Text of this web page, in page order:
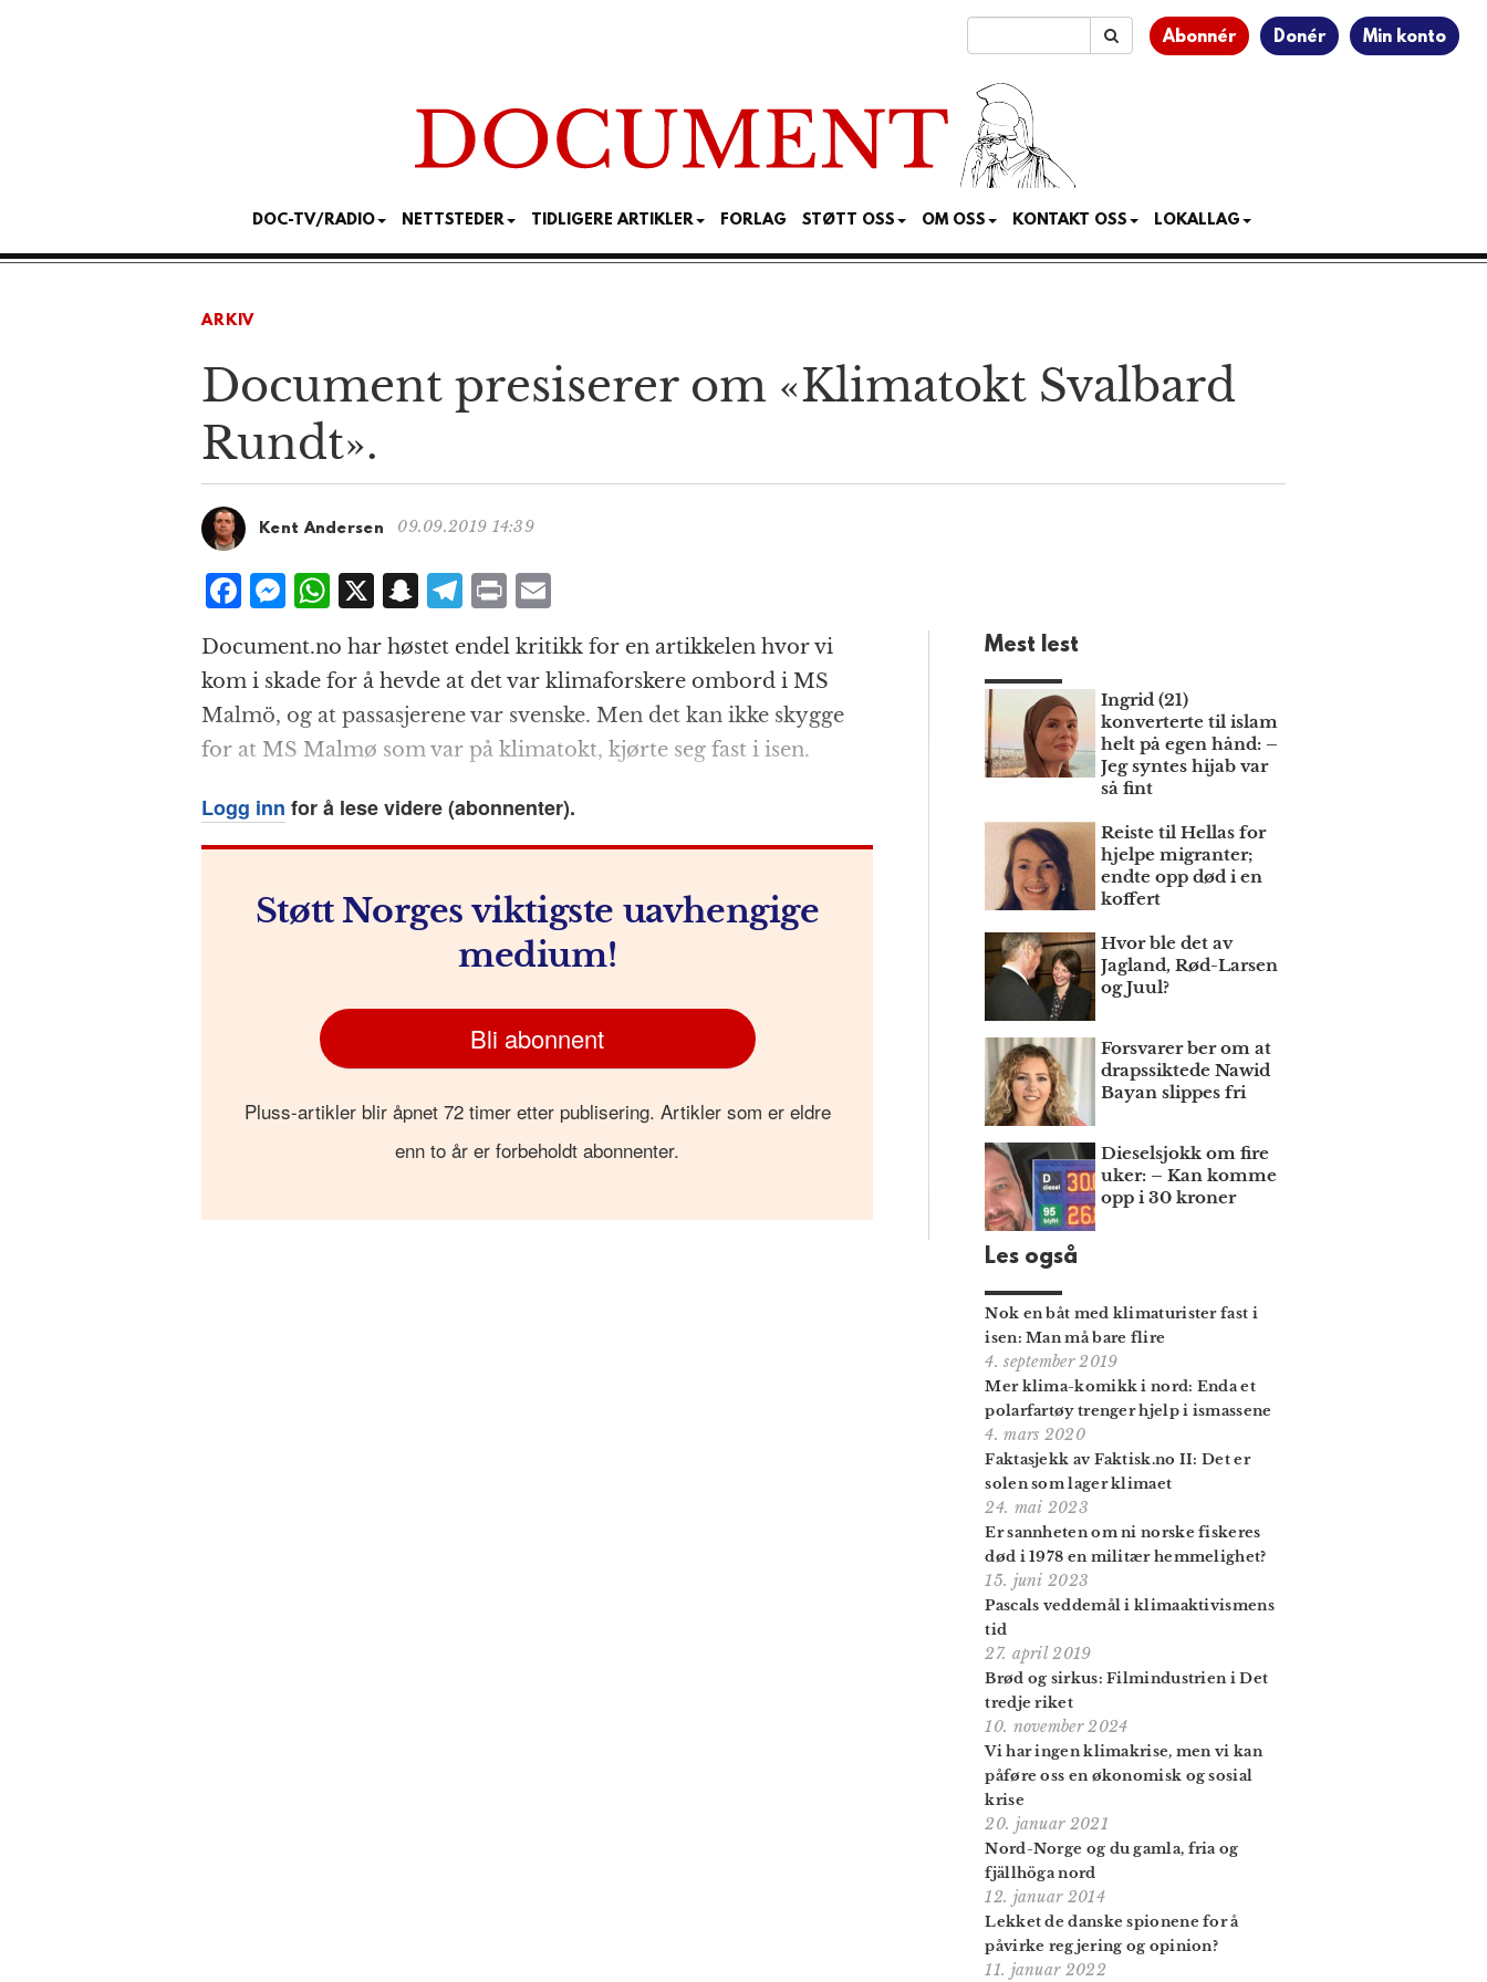
Abonnér Donér Min konto
DOC-TV/RADIO NETTSTEDER TIDLIGERE ARTIKLER FORLAG STØTT OSS OM OSS KONTAKT OSS LOKALLAG
ARKIV
Document presiserer om «Klimatokt Svalbard
Rundt».
Kent Andersen 09.09.2019 14:39
F
c
e
b
o
o
k
M
ss
e
n
g
e
r
W
h
at
s
A
p
p
X S
a
p
c
h
at
T
el
e
g
r
a
m
P
ri
n
t
m
ai
l
Document.no har høstet endel kritikk for en artikkelen hvor vi
kom i skade for å hevde at det var klimaforskere ombord i MS
Malmö, og at passasjerene var svenske. Men det kan ikke skygge
for at MS Malmø som var på klimatokt, kjørte seg fast i isen.
Logg inn for å lese videre (abonnenter).
Støtt Norges viktigste uavhengige
medium!
Bli abonnent
Pluss-artikler blir åpnet 72 timer etter publisering. Artikler som er eldre
enn to år er forbeholdt abonnenter.
Mest lest
Ingrid (21)
konverterte til islam
helt på egen hånd: –
Jeg syntes hijab var
så fint
Reiste til Hellas for
hjelpe migranter;
endte opp død i en
koffert
Hvor ble det av
Jagland, Rød-Larsen
og Juul?
Forsvarer ber om at
draps­siktede Nawid
Bayan slippes fri
Dieselsjokk om fire
uker: – Kan komme
opp i 30 kroner
Les også
Nok en båt med klimaturister fast i
isen: Man må bare flire
4. september 2019
Mer klima-komikk i nord: Enda et
polarfartøy trenger hjelp i ismassene
4. mars 2020
Faktasjekk av Faktisk.no II: Det er
solen som lager klimaet
24. mai 2023
Er sannheten om ni norske fiskeres
død i 1978 en militær hemmelighet?
15. juni 2023
Pascals veddemål i klima­aktivismens
tid
27. april 2019
Brød og sirkus: Filmindustrien i Det
tredje riket
10. november 2024
Vi har ingen klimakrise, men vi kan
påføre oss en økonomisk og sosial
krise
20. januar 2021
Nord-Norge og du gamla, fria og
fjällhöga nord
12. januar 2014
Lekket de danske spionene for å
påvirke regjering og opinion?
11. januar 2022